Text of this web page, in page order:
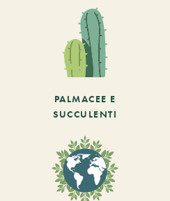
PALMACEE E
SUCCULENTI